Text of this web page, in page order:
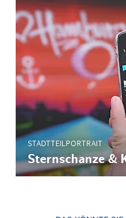
STADTTEILPORTRAIT
Sternschanze &